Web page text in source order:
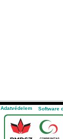
Adatvédelem Software